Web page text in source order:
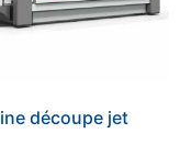
découpe jet